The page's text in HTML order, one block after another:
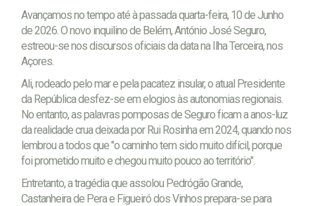
Avançamos no tempo até à passada quarta-feira, 10 de Junho
de 2026. O novo inquilino de Belém, António José Seguro,
estreou-se nos discursos oficiais da data na Ilha Terceira, nos
Açores.
Ali, rodeado pelo mar e pela pacatez insular, o atual Presidente
da República desfez-se em elogios às autonomias regionais.
No entanto, as palavras pomposas de Seguro ficam a anos-luz
da realidade crua deixada por Rui Rosinha em 2024, quando nos
lembrou a todos que "o caminho tem sido muito difícil, porque
foi prometido muito e chegou muito pouco ao território".
Entretanto, a tragédia que assolou Pedrógão Grande,
Castanheira de Pera e Figueiró dos Vinhos prepara-se para